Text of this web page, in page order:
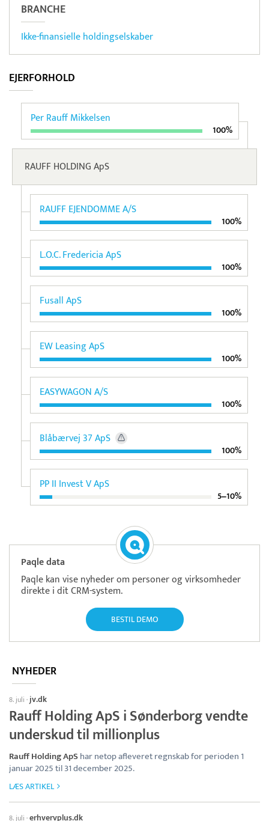
BRANCHE
Ikke-finansielle holdingselskaber
EJERFORHOLD
Per Rauff Mikkelsen
100%
RAUFF HOLDING ApS
RAUFF EJENDOMME A/S
100%
L.O.C. Fredericia ApS
100%
Fusall ApS
100%
EW Leasing ApS
100%
EASYWAGON A/S
100%
Blåbærvej 37 ApS
100%
PP II Invest V ApS
5‒10%
Paqle data
Paqle kan vise nyheder om personer og virksomheder
direkte i dit CRM-system.
BESTIL DEMO
NYHEDER
8. juli ·jv.dk
Rauff Holding ApS i Sønderborg vendte
underskud til millionplus
Rauff Holding ApShar netop afleveret regnskab for perioden 1
januar 2025 til 31 december 2025.
LÆS ARTIKEL
8. juli ·erhvervplus.dk